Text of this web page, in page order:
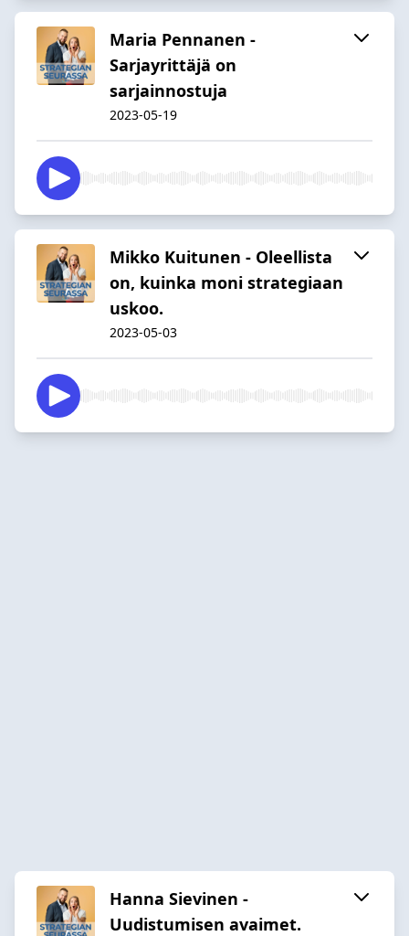
Maria Pennanen -
Sarjayrittäjä on
sarjainnostuja
2023-05-19
Mikko Kuitunen - Oleellista
on, kuinka moni strategiaan
uskoo.
2023-05-03
Hanna Sievinen -
Uudistumisen avaimet.